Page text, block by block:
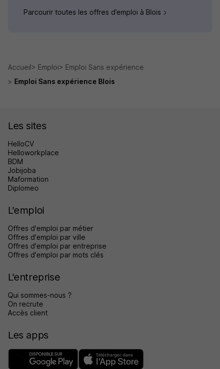
Parcourir toutes les offres d’emploi à Blois
Accueil Emploi
Emploi Sans expérience
Emploi Sans expérience Blois
Les sites
HelloCV
Helloworkplace
BDM
Jobijoba
Maformation
Diplomeo
L'emploi
Offres d'emploi par métier
Offres d'emploi par ville
Offres d'emploi par entreprise
Offres d'emploi par mots clés
L'entreprise
Qui sommes-nous ?
On recrute
Accès client
Les apps